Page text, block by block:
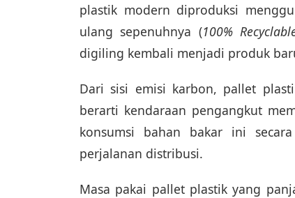
plastik modern diproduksi
ulang sepenuhnya (100%
digiling kembali menjadi produk
Dari sisi emisi karbon, pallet
berarti kendaraan pengangkut
konsumsi bahan bakar ini
perjalanan distribusi.
Masa pakai pallet plastik yang